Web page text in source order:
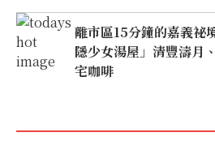
離市區15分鐘的嘉義祕
隱少女湯屋」清豐濤月
宅咖啡